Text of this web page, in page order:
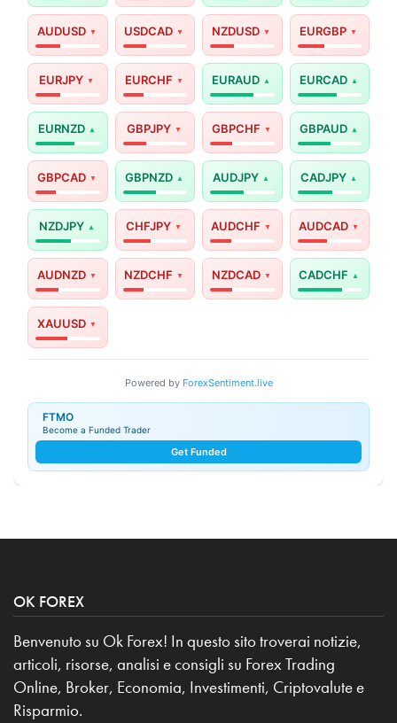
AUDUSD USDCAD NZDUSD EURGBP
EURJPY EURCHF EURAUD EURCAD
EURNZD GBPJPY GBPCHF GBPAUD
GBPCAD GBPNZD AUDJPY CADJPY
NZDJPY CHFJPY AUDCHF AUDCAD
AUDNZD NZDCHF NZDCAD CADCHF
XAUUSD
Powered by ForexSentiment.live
FTMO
Become a Funded Trader
Get Funded
OK FOREX
Benvenuto su Ok Forex! In questo sito troverai notizie,
articoli, risorse, analisi e consigli su Forex Trading
Online, Broker, Economia, Investimenti, Criptovalute e
Risparmio.